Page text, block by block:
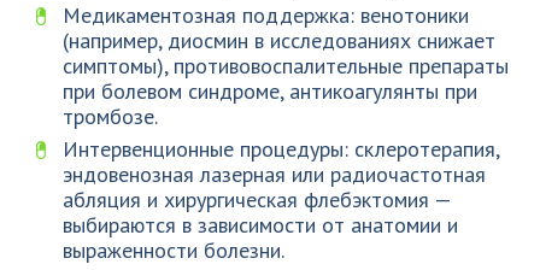
Медикаментозная поддержка: венотоники
(например, диосмин в исследованиях снижает
симптомы), противовоспалительные препараты
при болевом синдроме, антикоагулянты при
тромбозе.
Интервенционные процедуры: склеротерапия,
эндовенозная лазерная или радиочастотная
абляция и хирургическая флебэктомия —
выбираются в зависимости от анатомии и
выраженности болезни.